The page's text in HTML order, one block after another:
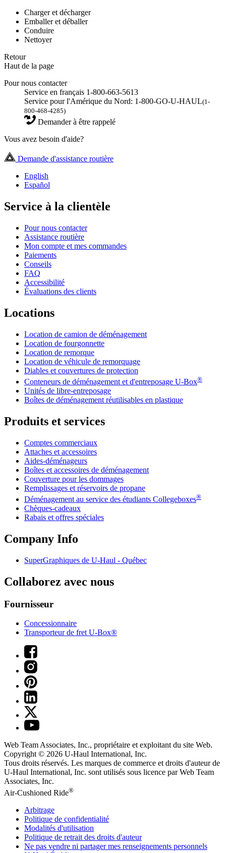
Charger et décharger
Emballer et déballer
Conduire
Nettoyer
Retour
Haut de la page
Pour nous contacter
Service en français 1-800-663-5613
Service pour l'Amérique du Nord: 1-800-GO-U-HAUL(1-
800-468-4285)
Demander à être rappelé
Vous avez besoin d'aide?
Demande d'assistance routière
English
Español
Service à la clientèle
Pour nous contacter
Assistance routière
Mon compte et mes commandes
Paiements
Conseils
FAQ
Accessibilité
Évaluations des clients
Locations
Location de camion de déménagement
Location de fourgonnette
Location de remorque
Location de véhicule de remorquage
Diables et couvertures de protection
Conteneurs de déménagement et d'entreposage U-Box®
Unités de libre-entreposage
Boîtes de déménagement réutilisables en plastique
Produits et services
Comptes commerciaux
Attaches et accessoires
Aides-déménageurs
Boîtes et accessoires de déménagement
Couverture pour les dommages
Remplissages et réservoirs de propane
Déménagement au service des étudiants Collegeboxes®
Chèques-cadeaux
Rabais et offres spéciales
Company Info
SuperGraphiques de U-Haul - Québec
Collaborez avec nous
Fournisseur
Concessionnaire
Transporteur de fret U-Box®
Web Team Associates, Inc., propriétaire et exploitant du site Web.
Copyright © 2026 U-Haul International, Inc.
Tous droits réservés. Les marques de commerce et droits d'auteur de
U-Haul International, Inc. sont utilisés sous licence par Web Team
Associates, Inc.
Air-Cushioned Ride®
Arbitrage
Politique de confidentialité
Modalités d'utilisation
Politique de retrait des droits d'auteur
Ne pas vendre ni partager mes renseignements personnels